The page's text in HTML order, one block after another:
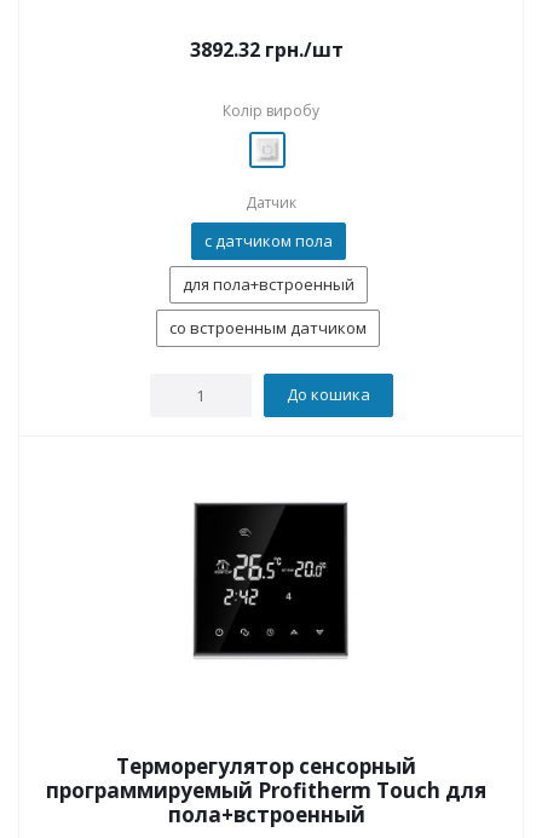
3892.32 грн./шт
Колір виробу
Датчик
с датчиком пола
для пола+встроенный
со встроенным датчиком
До кошика
Терморегулятор сенсорный
программируемый Profitherm Touch для
пола+встроенный